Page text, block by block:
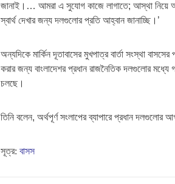
জানাই । … আমরা এ সুযোগ কাজে লাগাতে; আস্থা নিয়ে
স্বার্থ দেখার জন্য দলগুলোর প্রতি আহ্বান জানাচ্ছি । ’
অন্যদিকে মার্কিন দূতাবাসের মুখপাত্র বার্তা সংস্থা বাসসের
করার জন্য বাংলাদেশর প্রধান রাজনৈতিক দলগুলোর মধ্যে
চলছে ।
তিনি বলেন, অর্থপূর্ণ সংলাপের ব্যাপারে প্রধান
সূত্র: বাসস